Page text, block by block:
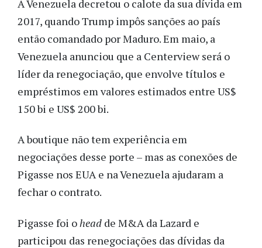
A Venezuela decretou o calote da sua dívida em
2017, quando Trump impôs sanções ao país
então comandado por Maduro. Em maio, a
Venezuela anunciou que a Centerview será o
líder da renegociação, que envolve títulos e
empréstimos em valores estimados entre US$
150 bi e US$ 200 bi.
A boutique não tem experiência em
negociações desse porte – mas as conexões de
Pigasse nos EUA e na Venezuela ajudaram a
fechar o contrato.
Pigasse foi ohead de M&A da Lazard e
participou das renegociações das dívidas da